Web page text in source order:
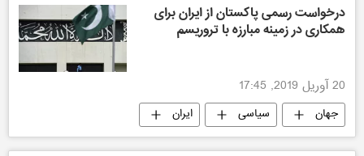
درخواست رسمی پاکستان از ایران برای
همکاری در زمینه مبارزه با تروریسم
20 آوریل 2019, 17:45
جهان سیاسی ایران